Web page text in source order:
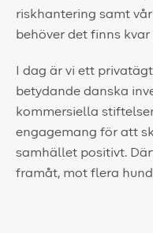
riskhantering samt
behöver det finns
I dag är vi ett
betydande danska
kommersiella
engagemang för att
samhället positivt.
framåt, mot flera